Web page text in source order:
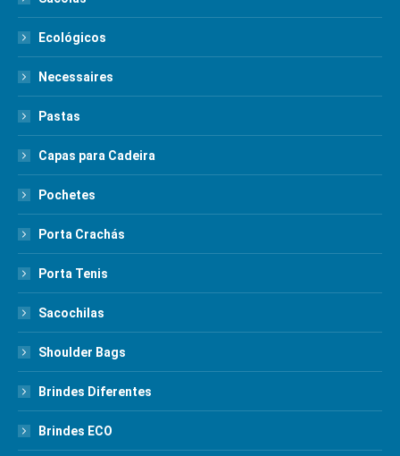
Ecológicos
Necessaires
Pastas
Capas para Cadeira
Pochetes
Porta Crachás
Porta Tenis
Sacochilas
Shoulder Bags
Brindes Diferentes
Brindes ECO